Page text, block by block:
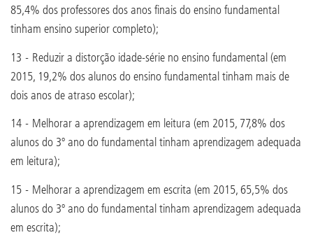
85,4% dos professores dos anos finais do ensino fundamental
tinham ensino superior completo);
13 - Reduzir a distorção idade-série no ensino fundamental (em
2015, 19,2% dos alunos do ensino fundamental tinham mais de
dois anos de atraso escolar);
14 - Melhorar a aprendizagem em leitura (em 2015, 77,8% dos
alunos do 3º ano do fundamental tinham aprendizagem adequada
em leitura);
15 - Melhorar a aprendizagem em escrita (em 2015, 65,5% dos
alunos do 3º ano do fundamental tinham aprendizagem adequada
em escrita);